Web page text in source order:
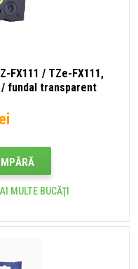
FX111 / TZe-FX111,
fundal transparent
MULTE BUCĂŢI